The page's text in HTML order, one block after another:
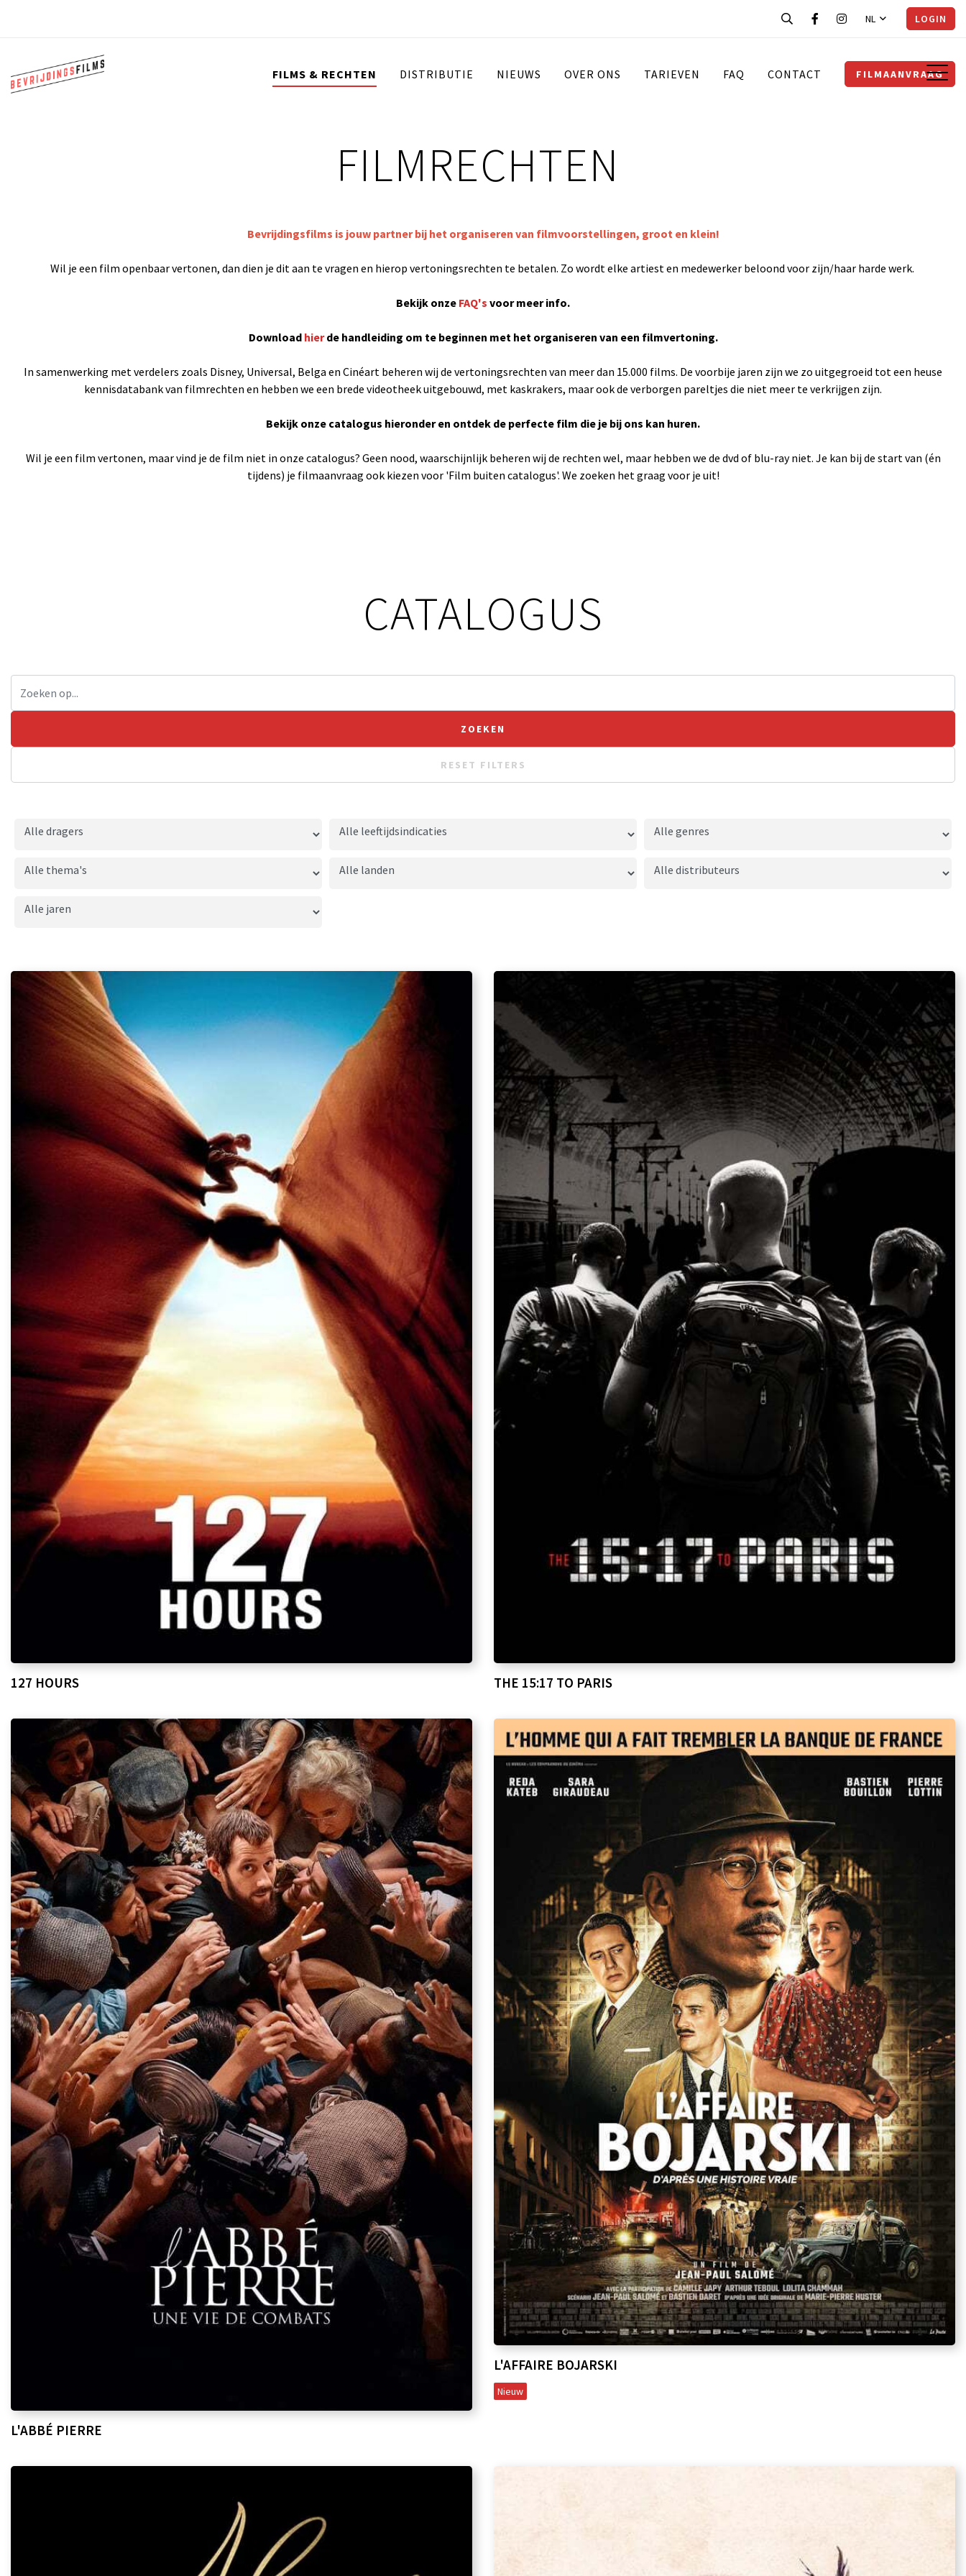
NL LOGIN
FILMS & RECHTEN DISTRIBUTIE NIEUWS OVER ONS TARIEVEN FAQ CONTACT FILMAANVRAAG
FILMRECHTEN
Bevrijdingsfilms is jouw partner bij het organiseren van filmvoorstellingen, groot en klein!
Wil je een film openbaar vertonen, dan dien je dit aan te vragen en hierop vertoningsrechten te betalen. Zo wordt elke artiest en medewerker beloond voor zijn/haar harde werk.
Bekijk onze FAQ's voor meer info.
Download hierde handleiding om te beginnen met het organiseren van een filmvertoning.
In samenwerking met verdelers zoals Disney, Universal, Belga en Cinéart beheren wij de vertoningsrechten van meer dan 15.000 films. De voorbije jaren zijn we zo uitgegroeid tot een heuse
kennisdatabank van filmrechten en hebben we een brede videotheek uitgebouwd, met kaskrakers, maar ook de verborgen pareltjes die niet meer te verkrijgen zijn.
Bekijk onze catalogus hieronder en ontdek de perfecte film die je bij ons kan huren.
Wil je een film vertonen, maar vind je de film niet in onze catalogus? Geen nood, waarschijnlijk beheren wij de rechten wel, maar hebben we de dvd of blu-ray niet. Je kan bij de start van (én
tijdens) je filmaanvraag ook kiezen voor 'Film buiten catalogus'. We zoeken het graag voor je uit!
CATALOGUS
RESET FILTERS
127 HOURS THE 15:17 TO PARIS
L'ABBÉ PIERRE
L'AFFAIRE BOJARSKI
Nieuw